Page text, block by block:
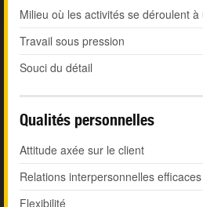
Milieu où les activités se déroulent
Travail sous pression
Souci du détail
Qualités personnelles
Attitude axée sur le client
Relations interpersonnelles efficaces
Flexibilité